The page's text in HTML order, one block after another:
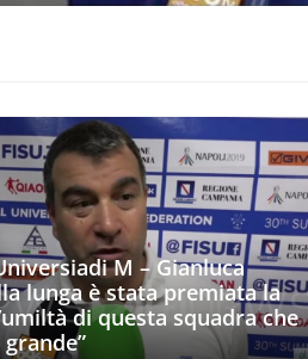
M – Gianluca
lunga è stata premiata la
di questa squadra che